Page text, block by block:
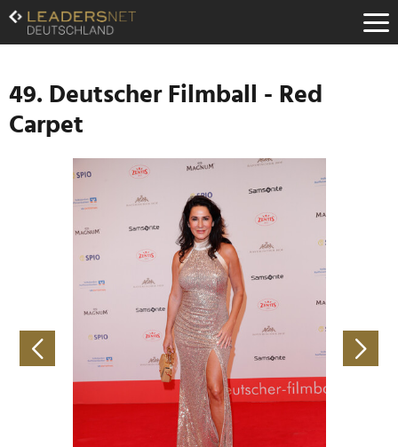
Zum
Inhalt
Zur
Navigation
Zur
Hauptnavigation
49. Deutscher Filmball - Red
Carpet